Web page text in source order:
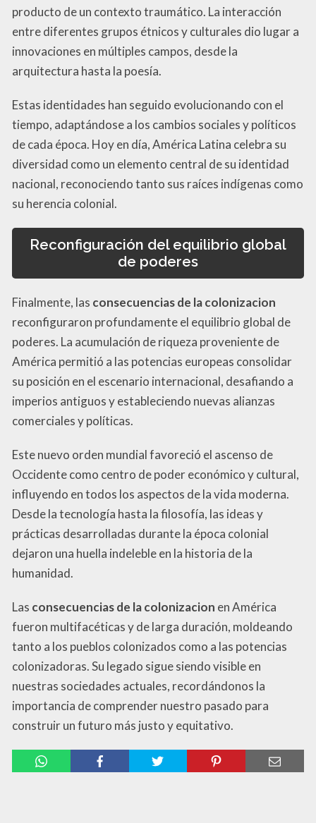
producto de un contexto traumático. La interacción
entre diferentes grupos étnicos y culturales dio lugar a
innovaciones en múltiples campos, desde la
arquitectura hasta la poesía.
Estas identidades han seguido evolucionando con el
tiempo, adaptándose a los cambios sociales y políticos
de cada época. Hoy en día, América Latina celebra su
diversidad como un elemento central de su identidad
nacional, reconociendo tanto sus raíces indígenas como
su herencia colonial.
Reconfiguración del equilibrio global
de poderes
Finalmente, las consecuencias de la colonizacion
reconfiguraron profundamente el equilibrio global de
poderes. La acumulación de riqueza proveniente de
América permitió a las potencias europeas consolidar
su posición en el escenario internacional, desafiando a
imperios antiguos y estableciendo nuevas alianzas
comerciales y políticas.
Este nuevo orden mundial favoreció el ascenso de
Occidente como centro de poder económico y cultural,
influyendo en todos los aspectos de la vida moderna.
Desde la tecnología hasta la filosofía, las ideas y
prácticas desarrolladas durante la época colonial
dejaron una huella indeleble en la historia de la
humanidad.
Las consecuencias de la colonizacion en América
fueron multifacéticas y de larga duración, moldeando
tanto a los pueblos colonizados como a las potencias
colonizadoras. Su legado sigue siendo visible en
nuestras sociedades actuales, recordándonos la
importancia de comprender nuestro pasado para
construir un futuro más justo y equitativo.